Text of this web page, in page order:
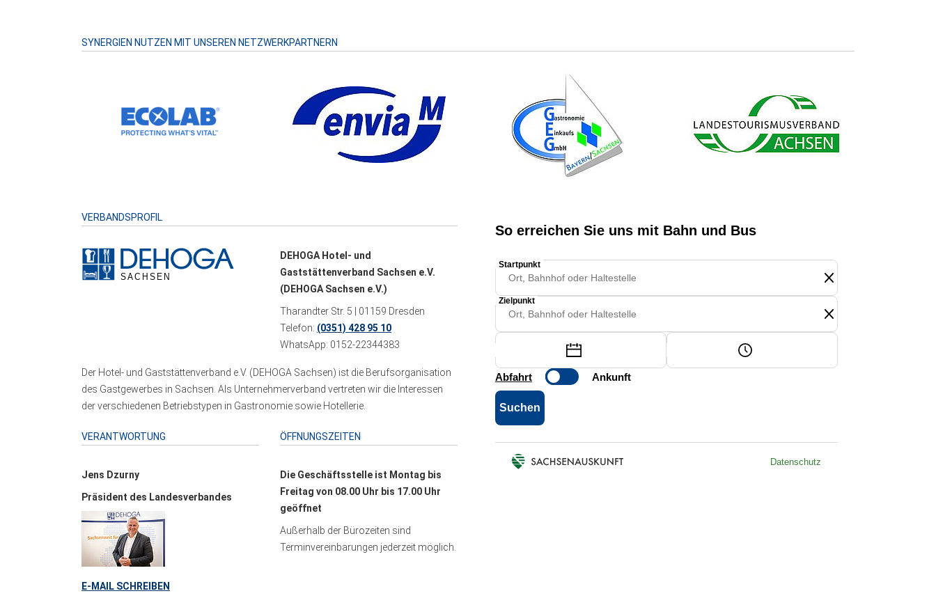
SYNERGIEN NUTZEN MIT UNSEREN NETZWERKPARTNERN
VERBANDSPROFIL
DEHOGA Hotel- und
Gaststättenverband Sachsen e.V.
(DEHOGA Sachsen e.V.)
Tharandter Str. 5 | 01159 Dresden
Telefon: (0351) 428 95 10
WhatsApp: 0152-22344383
Der Hotel- und Gaststättenverband e.V. (DEHOGA Sachsen) ist die Berufsorganisation
des Gastgewerbes in Sachsen. Als Unternehmerverband vertreten wir die Interessen
der verschiedenen Betriebstypen in Gastronomie sowie Hotellerie.
VERANTWORTUNG
Jens Dzurny
Präsident des Landesverbandes
E-MAIL SCHREIBEN
ÖFFNUNGSZEITEN
Die Geschäftsstelle ist Montag bis
Freitag von 08.00 Uhr bis 17.00 Uhr
geöffnet
Außerhalb der Bürozeiten sind
Terminvereinbarungen jederzeit möglich.